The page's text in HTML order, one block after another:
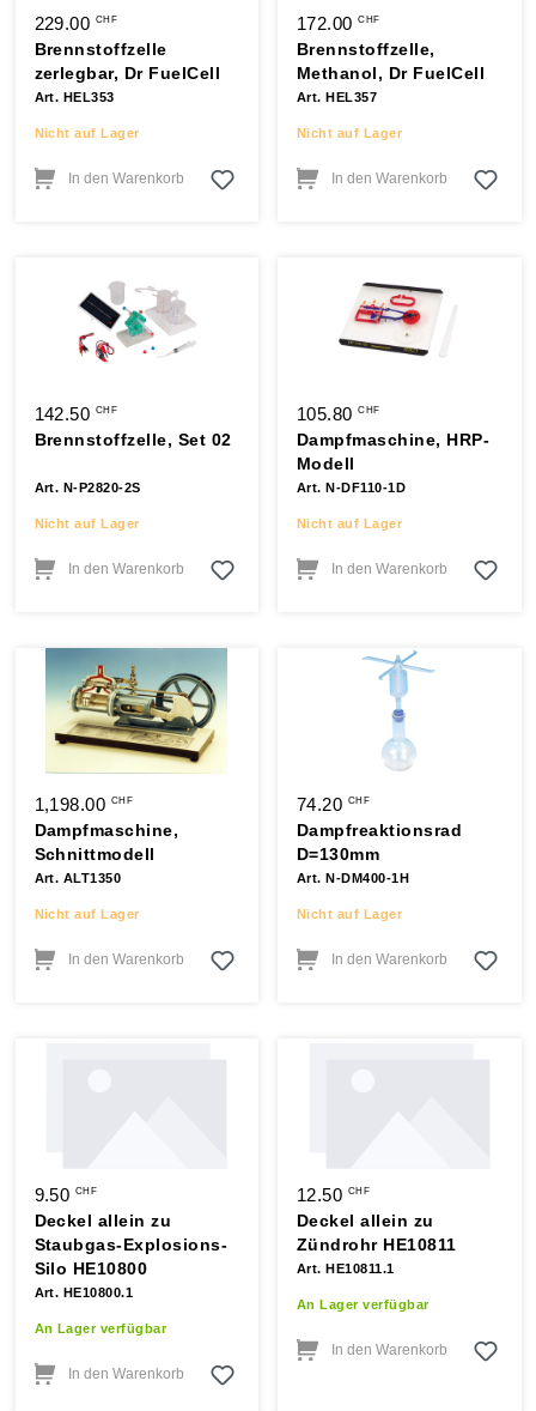
229.00 CHF
Brennstoffzelle
zerlegbar, Dr FuelCell
Art. HEL353
Nicht auf Lager
In den Warenkorb
172.00CHF
Brennstoffzelle,
Methanol, Dr FuelCell
Art. HEL357
Nicht auf Lager
In den Warenkorb
142.50 CHF
Brennstoffzelle, Set 02
Art. N-P2820-2S
Nicht auf Lager
In den Warenkorb
105.80CHF
Dampfmaschine, HRP-
Modell
Art. N-DF110-1D
Nicht auf Lager
In den Warenkorb
1,198.00 CHF
Dampfmaschine,
Schnittmodell
Art. ALT1350
Nicht auf Lager
In den Warenkorb
74.20 CHF
Dampfreaktionsrad
D=130mm
Art. N-DM400-1H
Nicht auf Lager
In den Warenkorb
9.50 CHF
Deckel allein zu
Staubgas-Explosions-
Silo HE10800
Art. HE10800.1
An Lager verfügbar
In den Warenkorb
12.50 CHF
Deckel allein zu
Zündrohr HE10811
Art. HE10811.1
An Lager verfügbar
In den Warenkorb